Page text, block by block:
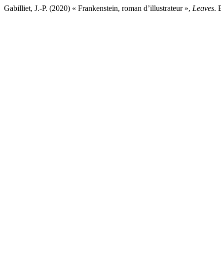
Gabilliet, J.-P. (2020) « Frankenstein, roman d’illustrateur », Leaves.